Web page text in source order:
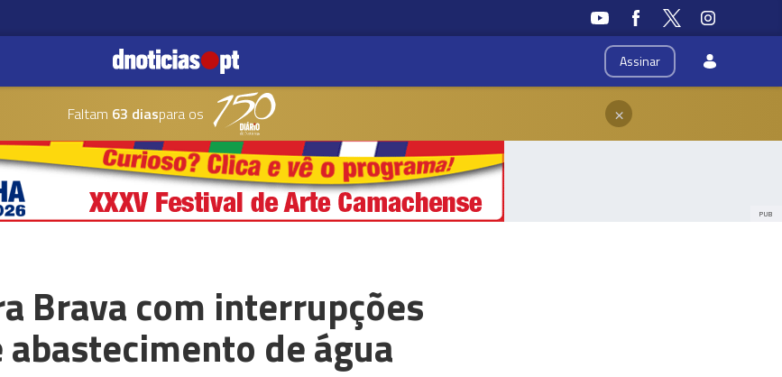
Assinar
Faltam 63 diaspara os ×
PUB
Brava com interrupções
de água